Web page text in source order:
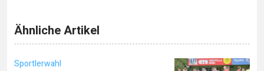
Ähnliche Artikel
Sportlerwahl